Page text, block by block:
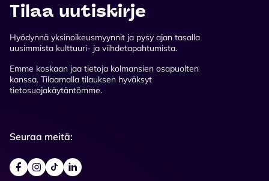
Tilaa uutiskirje
Hyödynnä yksinoikeusmyynnit ja pysy ajan tasalla
uusimmista kulttuuri- ja viihdetapahtumista.
Emme koskaan jaa tietoja kolmansien osapuolten
kanssa. Tilaamalla tilauksen hyväksyt
tietosuojakäytäntömme.
Seuraa meitä: